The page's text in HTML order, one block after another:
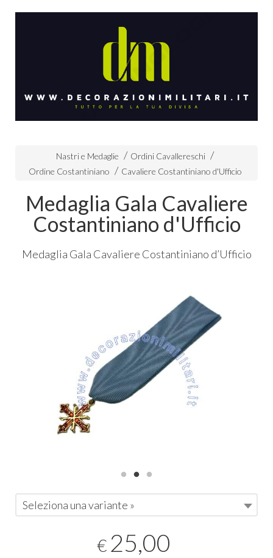
Nastri e Medaglie
Ordini Cavallereschi
Ordine Costantiniano
Cavaliere Costantiniano d'Ufficio
Medaglia Gala Cavaliere
Costantiniano d'Ufficio
Medaglia Gala Cavaliere Costantiniano d’Ufficio
Seleziona una variante »
€ 25,00